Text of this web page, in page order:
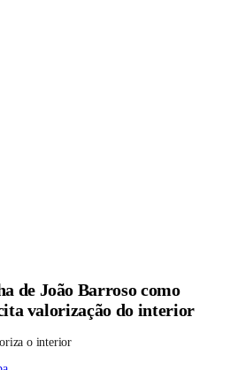
de João Barroso como
valorização do interior
o interior